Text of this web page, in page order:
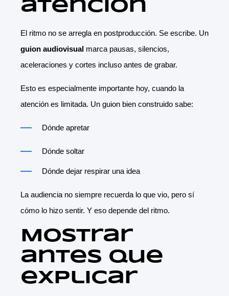
atención
El ritmo no se arregla en postproducción. Se escribe. Un
guion audiovisual marca pausas, silencios,
aceleraciones y cortes incluso antes de grabar.
Esto es especialmente importante hoy, cuando la
atención es limitada. Un guion bien construido sabe:
Dónde apretar
Dónde soltar
Dónde dejar respirar una idea
La audiencia no siempre recuerda lo que vio, pero sí
cómo lo hizo sentir. Y eso depende del ritmo.
Mostrar
antes que
explicar